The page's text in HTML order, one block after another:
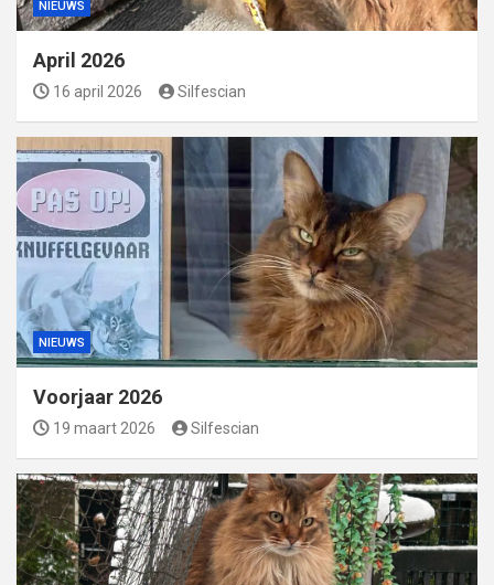
NIEUWS
April 2026
16 april 2026 Silfescian
NIEUWS
Voorjaar 2026
19 maart 2026 Silfescian